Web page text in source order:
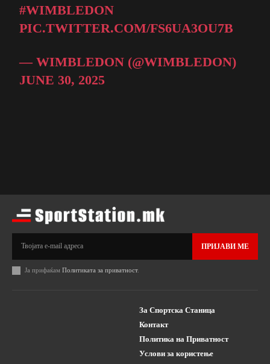
#WIMBLEDON
PIC.TWITTER.COM/FS6UA3OU7B
— WIMBLEDON (@WIMBLEDON)
JUNE 30, 2025
ПРИЈАВИ МЕ
Ја прифаќам Политиката за приватност.
За Спортска Станица
Контакт
Политика на Приватност
Услови за користење